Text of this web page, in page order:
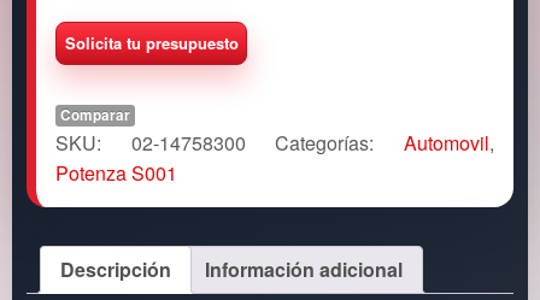
Comparar
SKU: 02-14758300 Categorías:Automovil,
Potenza S001
Descripción Información adicional